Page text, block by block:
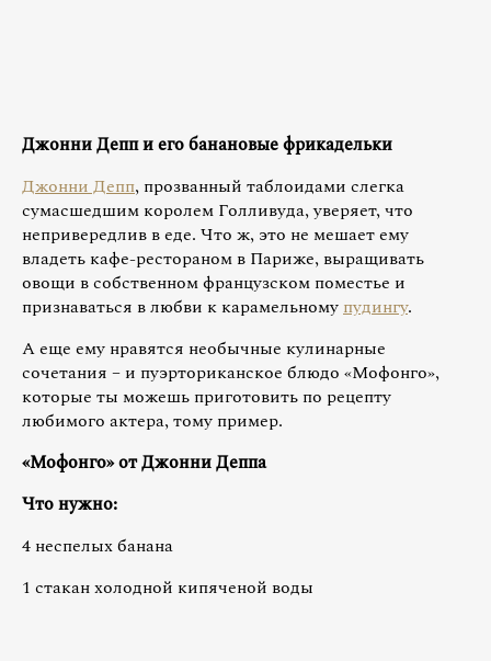
Джонни Депп и его банановые фрикадельки
Джонни Депп, прозванный таблоидами слегка
сумасшедшим королем Голливуда, уверяет, что
непривередлив в еде. Что ж, это не мешает ему
владеть кафе-рестораном в Париже, выращивать
овощи в собственном французском поместье и
признаваться в любви к карамельномупудингу.
А еще ему нравятся необычные кулинарные
сочетания – и пуэрториканское блюдо «Мофонго»,
которые ты можешь приготовить по рецепту
любимого актера, тому пример.
«Мофонго» от Джонни Деппа
Что нужно:
4 неспелых банана
1 стакан холодной кипяченой воды